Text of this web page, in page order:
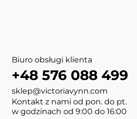
Biuro obsługi klienta
+48 576 088 499
sklep@victoriavynn.com
Kontakt z nami od pon. do pt.
w godzinach od 9:00 do 16:00